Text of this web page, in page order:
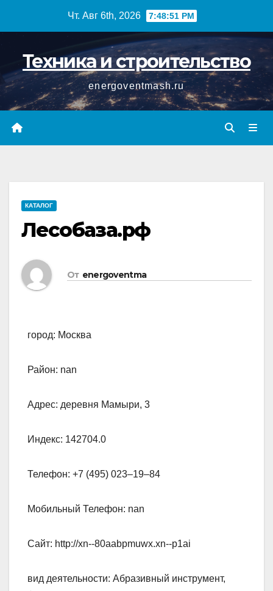
Чт. Авг 6th, 2026 7:48:52 PM
Техника и строительство
energoventmash.ru
КАТАЛОГ
Лесобаза.рф
От energoventma
город: Москва
Район: nan
Адрес: деревня Мамыри, 3
Индекс: 142704.0
Телефон: +7 (495) 023‒19‒84
Мобильный Телефон: nan
Сайт: http://xn--80aabpmuwx.xn--p1ai
вид деятельности: Абразивный инструмент,